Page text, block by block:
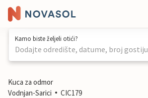
Kamo biste željeli otići?
Dodajte odredište, datume, broj gostiju
1 / 29
Kuca za odmor
Vodnjan-Sarici
CIC179